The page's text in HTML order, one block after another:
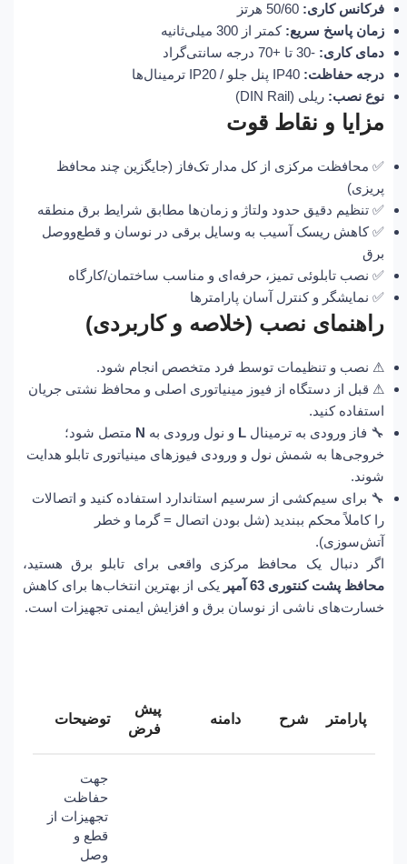
فرکانس کاری:
زمان پاسخ سریع: کمتر از 300 میلی‌ثانیه
دمای کاری: -30 تا +70 درجه سانتی‌گراد
درجه حفاظت:
نوع نصب: ریلی (DIN Rail)
مزایا و نقاط قوت
✅ محافظت مرکزی از کل مدار تک‌فاز (جایگزین چند محافظ
پریزی)
✅ تنظیم دقیق حدود ولتاژ و زمان‌ها مطابق شرایط برق منطقه
✅ کاهش ریسک آسیب به وسایل برقی در نوسان و قطع‌و‌وصل
برق
✅ نصب تابلوئی تمیز، حرفه‌ای و مناسب ساختمان/کارگاه
✅ نمایشگر و کنترل آسان پارامترها
راهنمای نصب (خلاصه و کاربردی)
⚠ نصب و تنظیمات توسط فرد متخصص انجام شود.
⚠ قبل از دستگاه از فیوز مینیاتوری اصلی و محافظ نشتی جریان
استفاده کنید.
🔧 فاز ورودی به ترمینال L و نول ورودی به N متصل شود؛
خروجی‌ها به شمش نول و ورودی فیوزهای مینیاتوری تابلو هدایت
شوند.
🔧 برای سیم‌کشی از سرسیم استاندارد استفاده کنید و اتصالات
را کاملاً محکم ببندید (شل بودن اتصال = گرما و خطر
آتش‌سوزی).
اگر دنبال یک محافظ مرکزی واقعی برای تابلو برق هستید،
محافظ پشت کنتوری 63 آمپر
یکی از بهترین انتخاب‌ها برای کاهش
خسارت‌های ناشی از نوسان برق و افزایش ایمنی تجهیزات است.
پارامتر شرح دامنه
پیش
فرض
توضیحات
جهت
حفاظت
تجهیزات از
قطع و
وصل